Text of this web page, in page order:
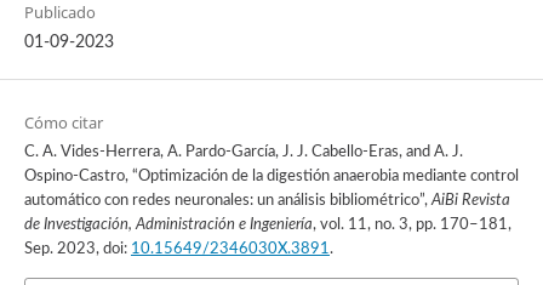
Publicado
01-09-2023
Cómo citar
C. A. Vides-Herrera, A. Pardo-García, J. J. Cabello-Eras, and A. J.
Ospino-Castro, “Optimización de la digestión anaerobia mediante control
automático con redes neuronales: un análisis bibliométrico”, AiBi Revista
de Investigación, Administración e Ingeniería, vol. 11, no. 3, pp. 170–181,
Sep. 2023, doi: 10.15649/2346030X.3891 .